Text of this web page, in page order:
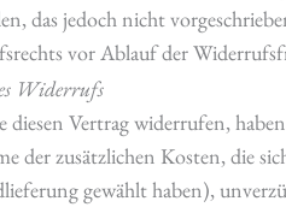
das jedoch nicht
vor Ablauf der
Widerrufs
diesen Vertrag widerrufen,
der zusätzlichen Kosten, die
gewählt haben),